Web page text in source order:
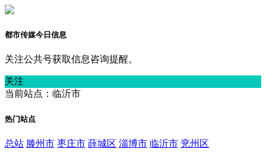
都市传媒今日信息
关注公共号获取信息咨询提醒。
关注
当前站点：临沂市
热门站点
总站 滕州市 枣庄市 薛城区 淄博市 临沂市 兖州区